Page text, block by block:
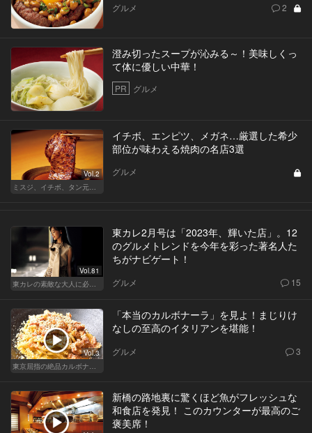
グルメ 2
澄み切ったスープが沁みる～！美味しくっ
て体に優しい中華！
PR グルメ
Vol.2
ミスジ、イチボ、タン元…焼肉は好きな部位で店を選ぶべし！
イチボ、エンピツ、メガネ…厳選した希少
部位が味わえる焼肉の名店3選
グルメ
Vol.81
東カレの素敵な大人に必要なこと
東カレ2月号は「2023年、輝いた店」。12
のグルメトレンドを今年を彩った著名人た
ちがナビゲート！
グルメ 15
Vol.3
東京屈指の絶品カルボナーラ！すぐに行きたくなる美味しい人気店
「本当のカルボナーラ」を見よ！まじりけ
なしの至高のイタリアンを堪能！
グルメ 3
新橋の路地裏に驚くほど魚がフレッシュな
和食店を発見！ このカウンターが最高のご
褒美席！